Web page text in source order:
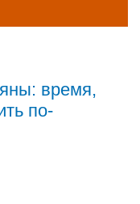
время,
по-